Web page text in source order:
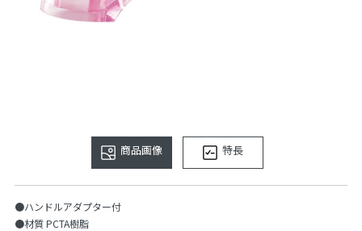
商品画像 特長
●ハンドルアダプター付
●材質 PCTA樹脂